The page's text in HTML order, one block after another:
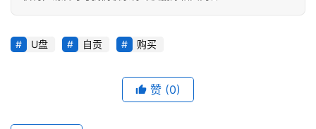
U盘 自贡 购买
赞 (0)